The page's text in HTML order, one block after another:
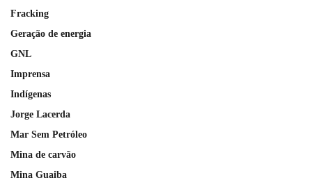
Fracking
Geração de energia
GNL
Imprensa
Indígenas
Jorge Lacerda
Mar Sem Petróleo
Mina de carvão
Mina Guaiba